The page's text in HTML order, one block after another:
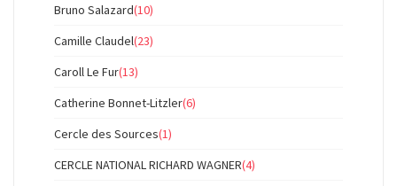
Bruno Salazard(10)
Camille Claudel(23)
Caroll Le Fur(13)
Catherine Bonnet-Litzler(6)
Cercle des Sources(1)
CERCLE NATIONAL RICHARD WAGNER(4)